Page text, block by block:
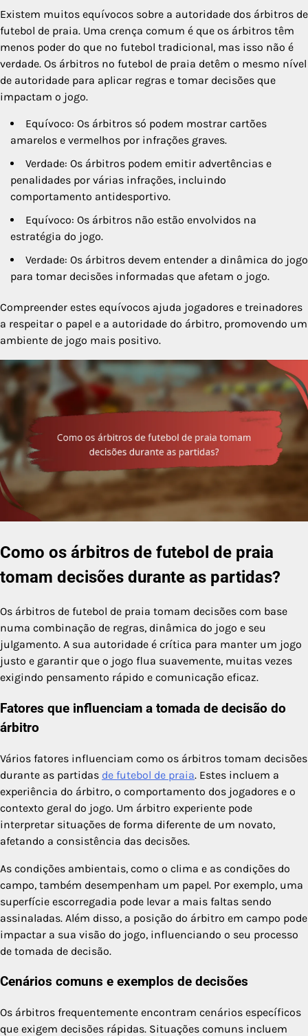
Existem muitos equívocos sobre a autoridade dos árbitros de
futebol de praia. Uma crença comum é que os árbitros têm
menos poder do que no futebol tradicional, mas isso não é
verdade. Os árbitros no futebol de praia detêm o mesmo nível
de autoridade para aplicar regras e tomar decisões que
impactam o jogo.
Equívoco: Os árbitros só podem mostrar cartões
amarelos e vermelhos por infrações graves.
Verdade: Os árbitros podem emitir advertências e
penalidades por várias infrações, incluindo
comportamento antidesportivo.
Equívoco: Os árbitros não estão envolvidos na
estratégia do jogo.
Verdade: Os árbitros devem entender a dinâmica do jogo
para tomar decisões informadas que afetam o jogo.
Compreender estes equívocos ajuda jogadores e treinadores
a respeitar o papel e a autoridade do árbitro, promovendo um
ambiente de jogo mais positivo.
Como os árbitros de futebol de praia
tomam decisões durante as partidas?
Os árbitros de futebol de praia tomam decisões com base
numa combinação de regras, dinâmica do jogo e seu
julgamento. A sua autoridade é crítica para manter um jogo
justo e garantir que o jogo flua suavemente, muitas vezes
exigindo pensamento rápido e comunicação eficaz.
Fatores que influenciam a tomada de decisão do
árbitro
Vários fatores influenciam como os árbitros tomam decisões
durante as partidas de futebol de praia. Estes incluem a
experiência do árbitro, o comportamento dos jogadores e o
contexto geral do jogo. Um árbitro experiente pode
interpretar situações de forma diferente de um novato,
afetando a consistência das decisões.
As condições ambientais, como o clima e as condições do
campo, também desempenham um papel. Por exemplo, uma
superfície escorregadia pode levar a mais faltas sendo
assinaladas. Além disso, a posição do árbitro em campo pode
impactar a sua visão do jogo, influenciando o seu processo
de tomada de decisão.
Cenários comuns e exemplos de decisões
Os árbitros frequentemente encontram cenários específicos
que exigem decisões rápidas. Situações comuns incluem